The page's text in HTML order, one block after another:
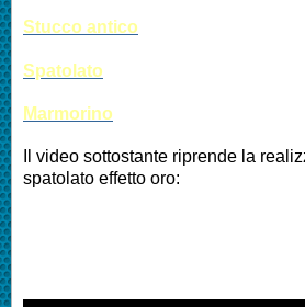
Stucco antico
Spatolato
Marmorino
Il video sottostante riprende la
spatolato effetto oro: